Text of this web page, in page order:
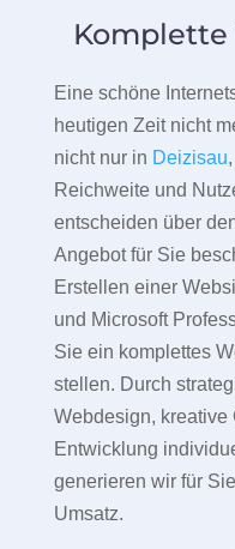
Eine schöne
heutigen Zeit nicht
nicht nur in Deizisau
Reichweite und
entscheiden über
Angebot für Sie
Erstellen einer
und Microsoft
Sie ein komplettes
stellen. Durch
Webdesign, kreative
Entwicklung
generieren wir für
Umsatz.